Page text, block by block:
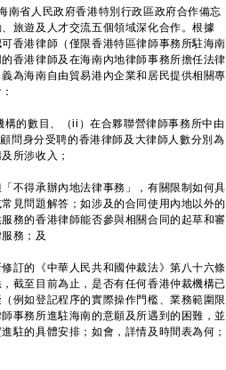
省人民政府香港特別行政區政府合作備忘
旅遊及人才交流五個領域深化合作。根據
香港律師（僅限香港特區律師事務所駐海南
香港律師及在海南內地律師事務所擔任法律
為海南自由貿易港內企業和居民提供相關專
構的數目、（ii）在合夥聯營律師事務所中由
問身分受聘的香港律師及大律師人數分別為
所涉收入；
不得承辦內地法律事務」，有關限制如何具
見問題解答；如涉及的合同使用內地以外的
務的香港律師能否參與相關合同的起草和審
務；及
訂的《中華人民共和國仲裁法》第八十六條
截至目前為止，是否有任何香港仲裁機構已
例如登記程序的實際操作門檻、業務範圍限
事務所進駐海南的意願及所遇到的困難，並
駐的具體安排；如會，詳情及時間表為何；